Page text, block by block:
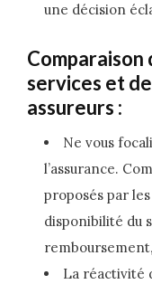
une décision
Comparaison
services et
assureurs :
Ne vous
l’assurance.
proposés par les
disponibilité du
La réactivité